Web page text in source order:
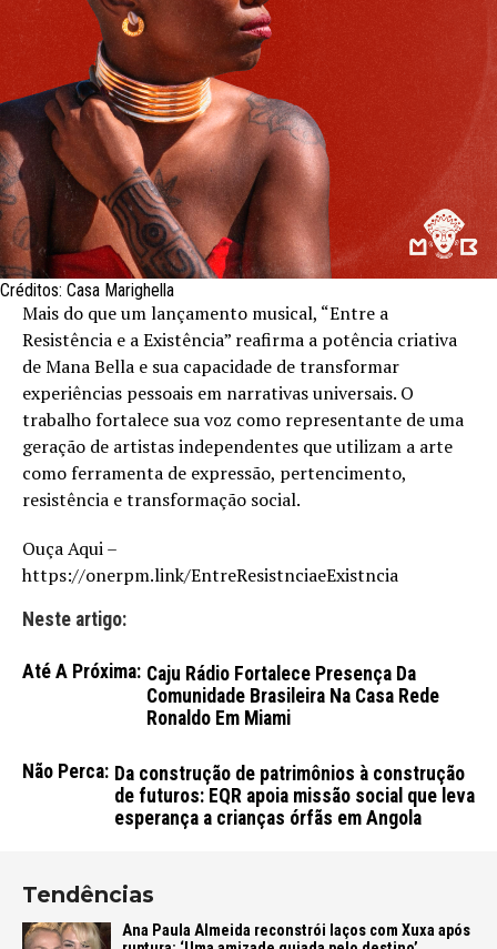
Créditos: Casa Marighella
Mais do que um lançamento musical, “Entre a
Resistência e a Existência” reafirma a potência criativa
de Mana Bella e sua capacidade de transformar
experiências pessoais em narrativas universais. O
trabalho fortalece sua voz como representante de uma
geração de artistas independentes que utilizam a arte
como ferramenta de expressão, pertencimento,
resistência e transformação social.
Ouça Aqui –
https://onerpm.link/EntreResistnciaeExistncia
Neste artigo:
Até A Próxima: Caju Rádio Fortalece Presença Da
Comunidade Brasileira Na Casa Rede
Ronaldo Em Miami
Não Perca: Da construção de patrimônios à construção
de futuros: EQR apoia missão social que leva
esperança a crianças órfãs em Angola
Tendências
Ana Paula Almeida reconstrói laços com Xuxa após